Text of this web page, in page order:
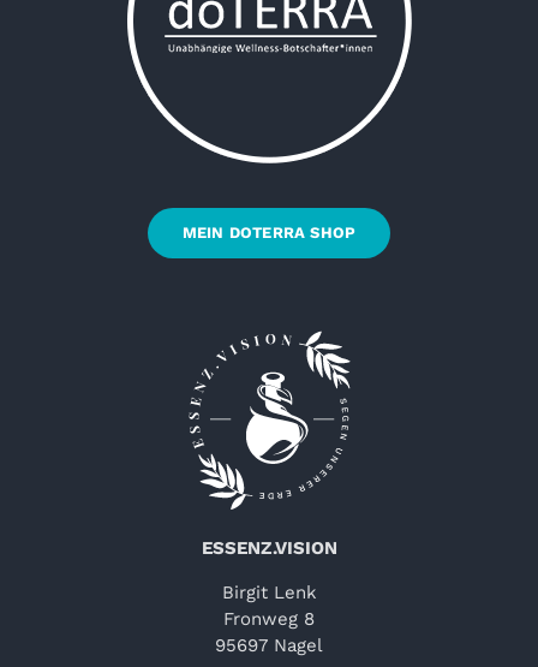
MEIN DOTERRA SHOP
ESSENZ.VISION
Birgit Lenk
Fronweg 8
95697 Nagel